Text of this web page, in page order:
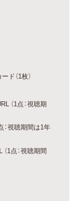
ド（1枚）
（1点：視聴期
：視聴期間は1年
1点：視聴期間